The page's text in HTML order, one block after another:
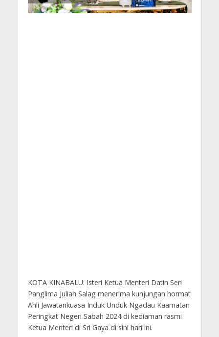
KOTA KINABALU: Isteri Ketua Menteri Datin Seri
Panglima Juliah Salag menerima kunjungan hormat
Ahli Jawatankuasa Induk Unduk Ngadau Kaamatan
Peringkat Negeri Sabah 2024 di kediaman rasmi
Ketua Menteri di Sri Gaya di sini hari ini.